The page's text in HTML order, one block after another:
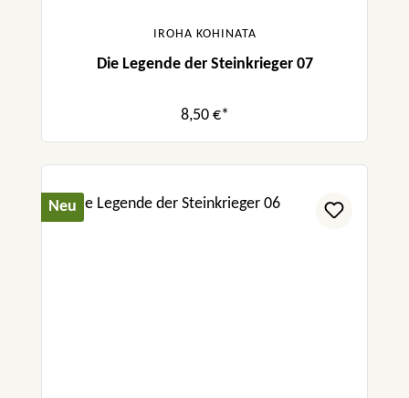
IROHA KOHINATA
Die Legende der Steinkrieger 07
8,50 €*
Neu